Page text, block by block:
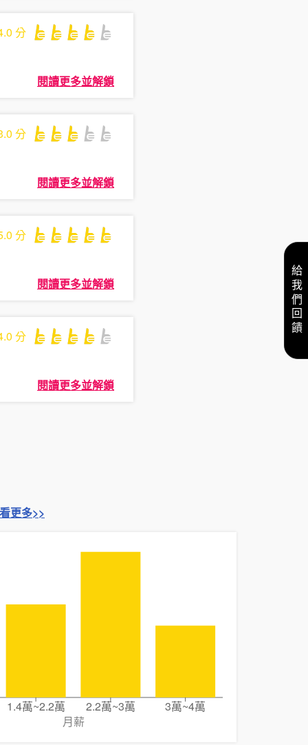
分
閱讀更多並解鎖
分
閱讀更多並解鎖
分
閱讀更多並解鎖
分
閱讀更多並解鎖
看更多>>
1.4萬~2.2萬 2.2萬~3萬
3萬~4萬
月薪
給我們回饋